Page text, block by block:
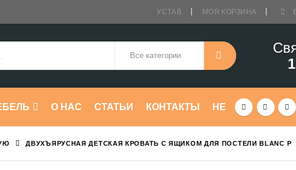
УСТАВ МОЯ КОРЗИНА
О НАС СТАТЬИ КОНТАКТЫ HE
ДВУХЪЯРУСНАЯ ДЕТСКАЯ КРОВАТЬ С ЯЩИКОМ ДЛЯ ПОСТЕЛИ BLANC P